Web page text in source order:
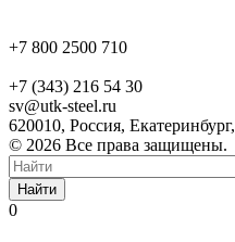
+7 800 2500 710
+7 (343) 216 54 30
sv@utk-steel.ru
620010, Россия,
© 2026 Все права защищены.
Найти
0